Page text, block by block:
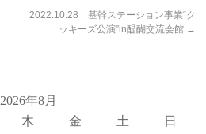
2022.10.28 基幹ステーション事業“ク
ッキーズ公演”in醍醐交流会館 →
2026年8月
木 金 土
日